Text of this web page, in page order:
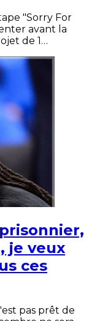
"Sorry For
avant la
de 1…
je veux
ces
pas prêt de